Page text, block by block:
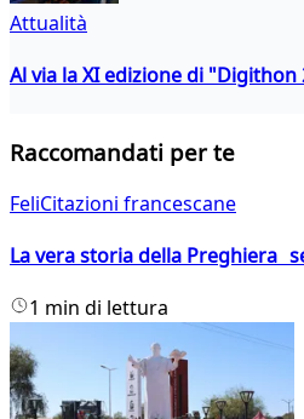
Attualità
Al via la XI edizione di "Digithon
Raccomandati per te
FeliCitazioni francescane
La vera storia della Preghiera
1 min di lettura